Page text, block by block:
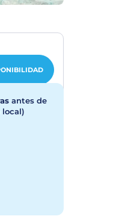
antes de
local)